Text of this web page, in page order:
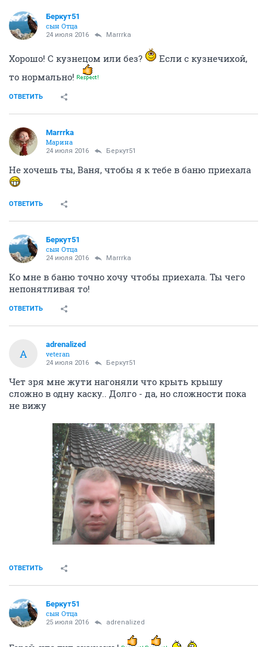
Беркут51
сын Отца
24 июля 2016 Marrrka
Хорошо! С кузнецом или без?
Если с кузнечихой,
то нормально!
ОТВЕТИТЬ
Marrrka
Марина
24 июля 2016 Беркут51
Не хочешь ты, Ваня, чтобы я к тебе в баню приехала
ОТВЕТИТЬ
Беркут51
сын Отца
24 июля 2016 Marrrka
Ко мне в баню точно хочу чтобы приехала. Ты чего
непонятливая то!
ОТВЕТИТЬ
A
adrenalized
veteran
24 июля 2016 Беркут51
Чет зря мне жути нагоняли что крыть крышу
сложно в одну каску.. Долго - да, но сложности пока
не вижу
ОТВЕТИТЬ
Беркут51
сын Отца
25 июля 2016 adrenalized